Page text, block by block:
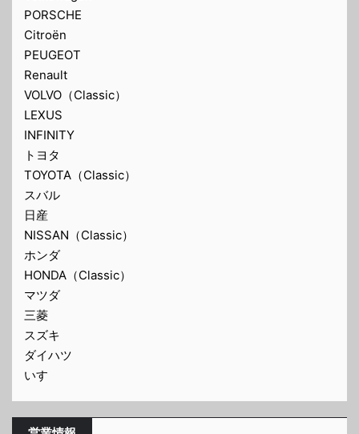
PORSCHE
Citroën
PEUGEOT
Renault
VOLVO（Classic）
LEXUS
INFINITY
トヨタ
TOYOTA（Classic）
スバル
日産
NISSAN（Classic）
ホンダ
HONDA（Classic）
マツダ
三菱
スズキ
ダイハツ
いすゞ